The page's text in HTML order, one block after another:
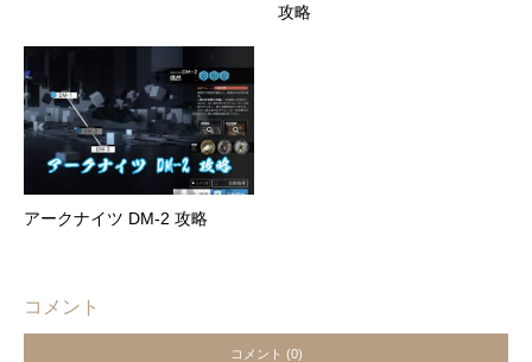
攻略
アークナイツ DM-2 攻略
コメント
コメント (0)